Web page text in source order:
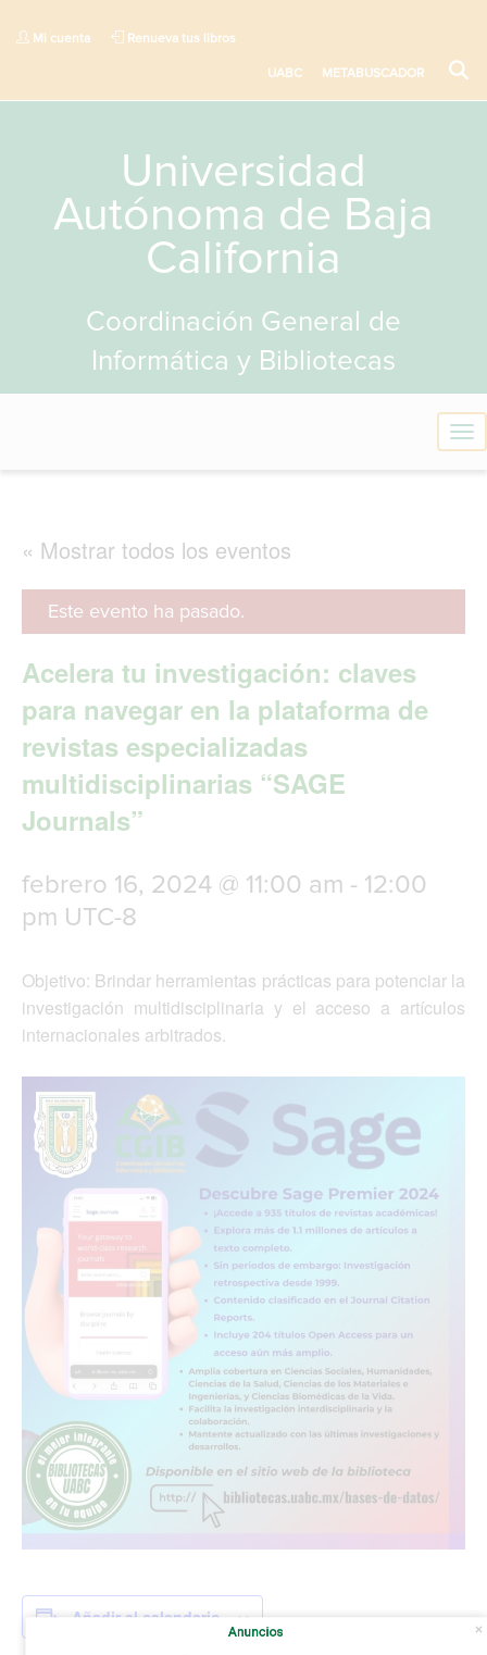
Mi cuenta Renueva tus libros
UABC METABUSCADOR
Universidad
Autónoma de Baja
California
Coordinación General de
Informática y Bibliotecas
T
o
a
« Mostrar todos los eventos
Este evento ha pasado.
Acelera tu investigación: claves
para navegar en la plataforma de
revistas especializadas
multidisciplinarias “SAGE
Journals”
febrero 16, 2024 @ 11:00 am - 12:00
pm UTC-8
Objetivo: Brindar herramientas prácticas para potenciar la
investigación multidisciplinaria y el acceso a artículos
internacionales arbitrados.
Añadir al calendario
Anuncios